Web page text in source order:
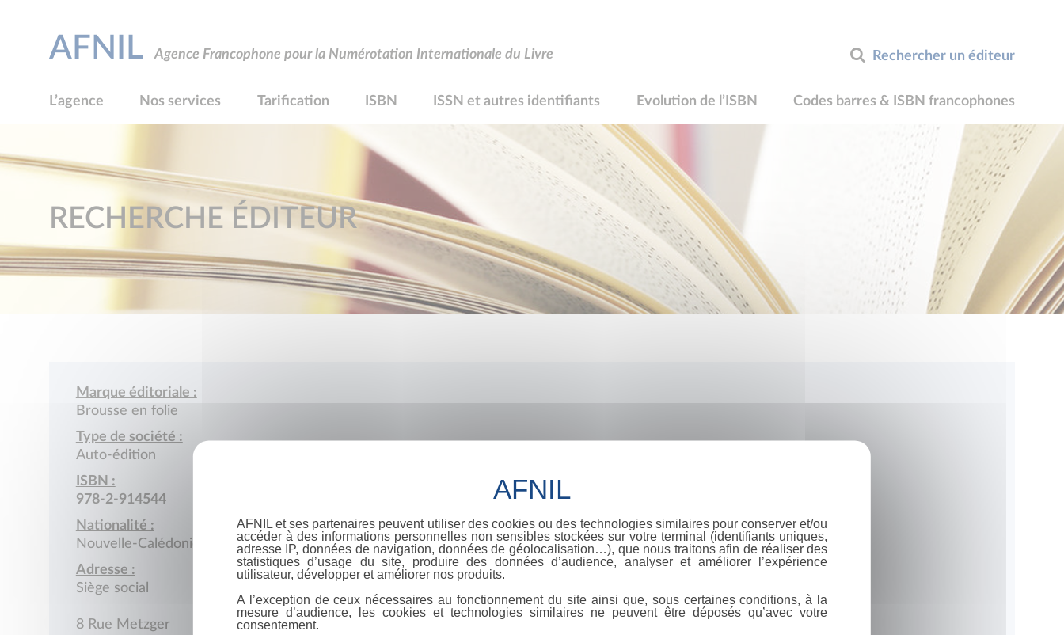
Rechercher un éditeur
AFNIL Agence Francophone pour la Numérotation Internationale du Livre
L’agence Nos services Tarification ISBN ISSN et autres identifiants Evolution de l’ISBN Codes barres & ISBN francophones
RECHERCHE ÉDITEUR
Marque éditoriale :
Brousse en folie
Type de société :
Auto-édition
ISBN :
978-2-914544
Nationalité :
Nouvelle-Calédonie
Adresse :
Siège social
8 Rue Metzger
AFNIL et ses partenaires peuvent utiliser des cookies ou des technologies similaires pour conserver et/ou
accéder à des informations personnelles non sensibles stockées sur votre terminal (identifiants uniques,
adresse IP, données de navigation, données de géolocalisation…), que nous traitons afin de réaliser des
statistiques d’usage du site, produire des données d’audience, analyser et améliorer l’expérience
utilisateur, développer et améliorer nos produits.
A l’exception de ceux nécessaires au fonctionnement du site ainsi que, sous certaines conditions, à la
mesure d’audience, les cookies et technologies similaires ne peuvent être déposés qu’avec votre
consentement.